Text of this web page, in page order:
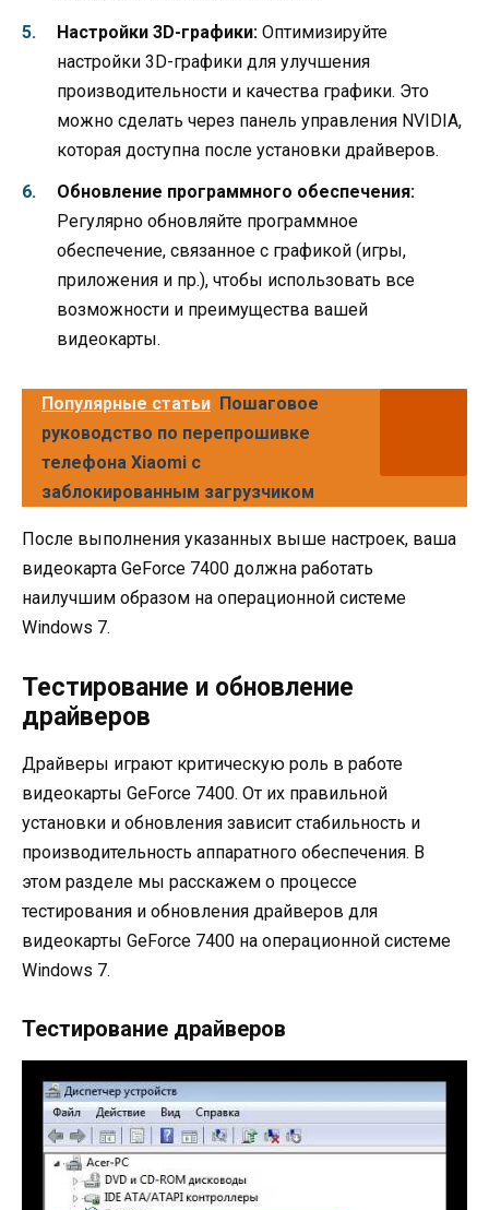
Настройки 3D-графики: Оптимизируйте
настройки 3D-графики для улучшения
производительности и качества графики. Это
можно сделать через панель управления NVIDIA,
которая доступна после установки драйверов.
Обновление программного обеспечения:
Регулярно обновляйте программное
обеспечение, связанное с графикой (игры,
приложения и пр.), чтобы использовать все
возможности и преимущества вашей
видеокарты.
Популярные статьи Пошаговое
руководство по перепрошивке
телефона Xiaomi с
заблокированным загрузчиком
После выполнения указанных выше настроек, ваша
видеокарта GeForce 7400 должна работать
наилучшим образом на операционной системе
Windows 7.
Тестирование и обновление
драйверов
Драйверы играют критическую роль в работе
видеокарты GeForce 7400. От их правильной
установки и обновления зависит стабильность и
производительность аппаратного обеспечения. В
этом разделе мы расскажем о процессе
тестирования и обновления драйверов для
видеокарты GeForce 7400 на операционной системе
Windows 7.
Тестирование драйверов